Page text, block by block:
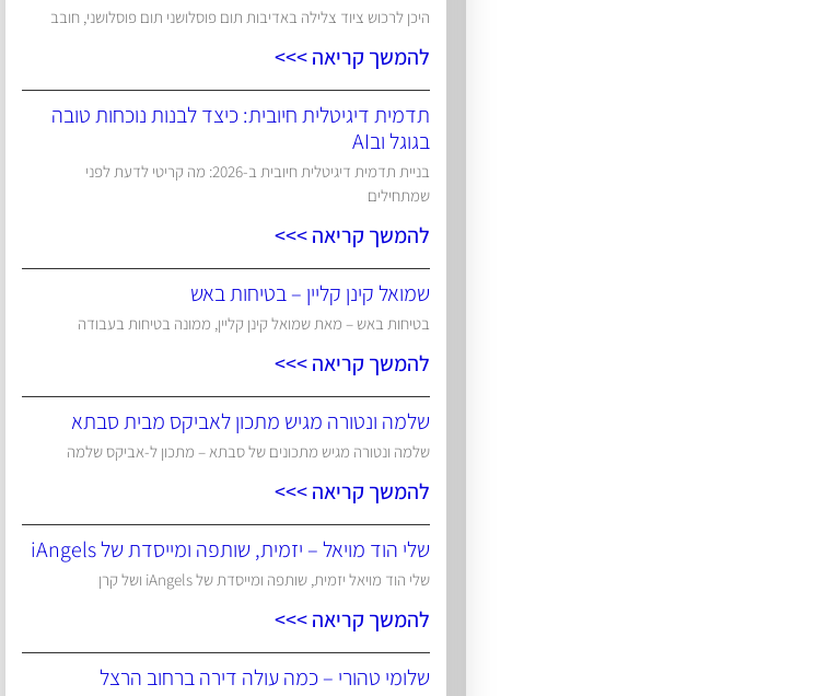
היכן לרכוש ציוד צלילה באדיבות תום פוסלושני תום פוסלושני, חובב
להמשך קריאה >>>
תדמית דיגיטלית חיובית: כיצד לבנות נוכחות טובה
בגוגל ובAI
בניית תדמית דיגיטלית חיובית ב-2026: מה קריטי לדעת לפני
שמתחילים
להמשך קריאה >>>
שמואל קינן קליין – בטיחות באש
בטיחות באש – מאת שמואל קינן קליין, ממונה בטיחות בעבודה
להמשך קריאה >>>
שלמה ונטורה מגיש מתכון לאביקס מבית סבתא
שלמה ונטורה מגיש מתכונים של סבתא – מתכון ל-אביקס שלמה
להמשך קריאה >>>
שלי הוד מויאל – יזמית, שותפה ומייסדת של iAngels
שלי הוד מויאל יזמית, שותפה ומייסדת של iAngels ושל קרן
להמשך קריאה >>>
שלומי טהורי – כמה עולה דירה ברחוב הרצל